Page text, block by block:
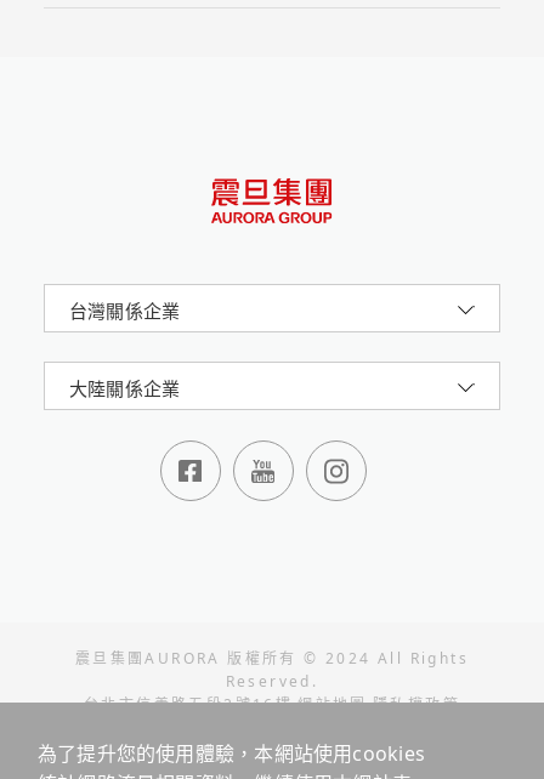
台灣關係企業
大陸關係企業
震旦集團AURORA 版權所有 © 2024 All Rights
Reserved.
台北市信義路五段2號16樓 網站地圖 隱私權政策
Edge 以上版本
為了提升您的使用體驗，本網站使用cookies